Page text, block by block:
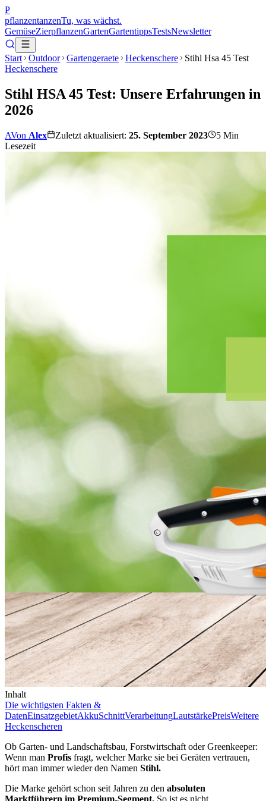
P
pflanzentanzenTu, was wächst.
GemüseZierpflanzenGartenGartentippsTestsNewsletter
Start Outdoor Gartengeraete Heckenschere
Stihl Hsa 45 Test
Heckenschere
Stihl HSA 45 Test: Unsere Erfahrungen in
2026
AVon Alex Zuletzt aktualisiert: 25. September 2023 5 Min
Lesezeit
Inhalt
Die wichtigsten Fakten &
DatenEinsatzgebietAkkuSchnittVerarbeitungLautstärkePreisWeitere
Heckenscheren
Ob Garten- und Landschaftsbau, Forstwirtschaft oder Greenkeeper:
Wenn man Profis fragt, welcher Marke sie bei Geräten vertrauen,
hört man immer wieder den Namen Stihl.
Die Marke gehört schon seit Jahren zu den absoluten
Marktführern im Premium-Segment. So ist es nicht